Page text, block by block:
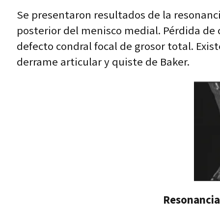
Se presentaron resultados de la
posterior del menisco medial. Pérdida
defecto condral focal de grosor total.
derrame articular y quiste de Baker.